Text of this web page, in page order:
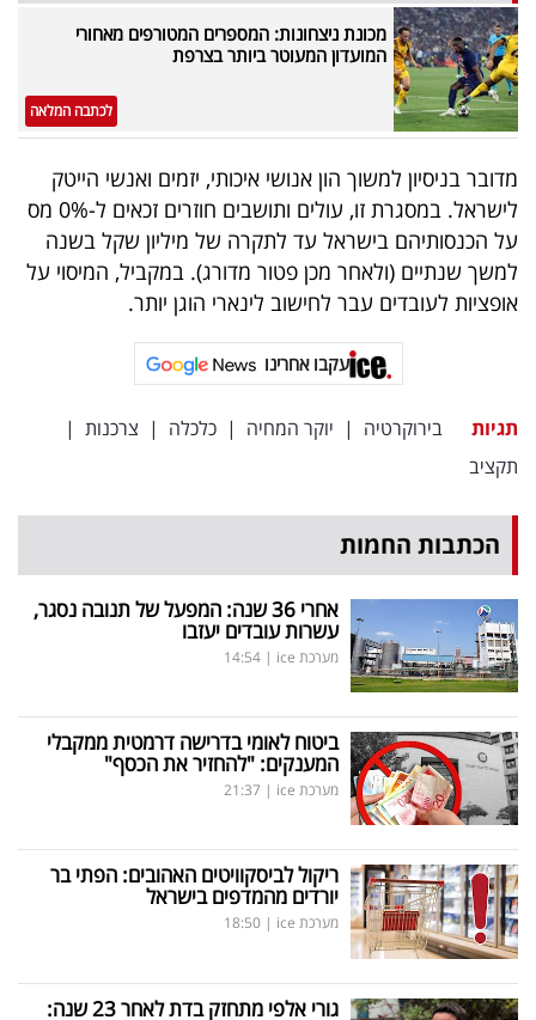
מכונת ניצחונות: המספרים המטורפים מאחורי
המועדון המעוטר ביותר בצרפת
לכתבה המלאה
מדובר בניסיון למשוך הון אנושי איכותי, יזמים ואנשי הייטק
לישראל. במסגרת זו, עולים ותושבים חוזרים זכאים ל-0% מס
על הכנסותיהם בישראל עד לתקרה של מיליון שקל בשנה
למשך שנתיים (ולאחר מכן פטור מדורג). במקביל, המיסוי על
אופציות לעובדים עבר לחישוב לינארי הוגן יותר.
עקבו אחרינו
תגיות בירוקרטיה | יוקר המחיה | כלכלה | צרכנות |
תקציב
הכתבות החמות
אחרי 36 שנה: המפעל של תנובה נסגר,
עשרות עובדים יעזבו
מערכת ice |
14:54
ביטוח לאומי בדרישה דרמטית ממקבלי
המענקים: "להחזיר את הכסף"
מערכת ice |
21:37
ריקול לביסקוויטים האהובים: הפתי בר
יורדים מהמדפים בישראל
מערכת ice |
18:50
גורי אלפי מתחזק בדת לאחר 23 שנה: